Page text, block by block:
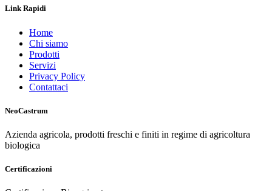
Link Rapidi
Home
Chi siamo
Prodotti
Servizi
Privacy Policy
Contattaci
NeoCastrum
Azienda agricola, prodotti freschi e finiti in regime di agricoltura
biologica
Certificazioni